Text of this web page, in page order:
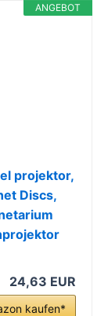
ANGEBOT
projektor,
Discs,
24,63 EUR
kaufen*